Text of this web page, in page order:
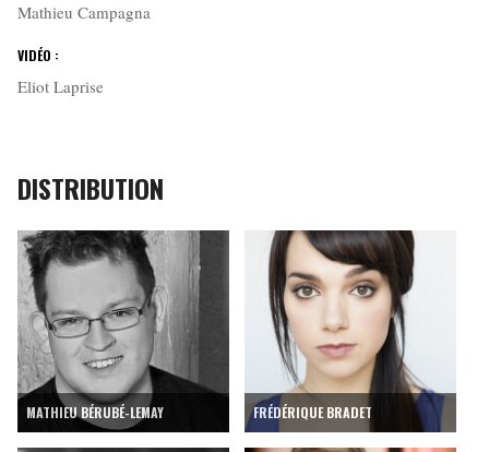
Mathieu Campagna
VIDÉO :
Eliot Laprise
DISTRIBUTION
MATHIEU BÉRUBÉ-LEMAY FRÉDÉRIQUE BRADET